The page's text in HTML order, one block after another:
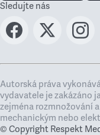
Sledujte nás
Autorská práva
vydavatele je zakázáno
zejména rozmnožování
mechanickým nebo
© Copyright Respekt